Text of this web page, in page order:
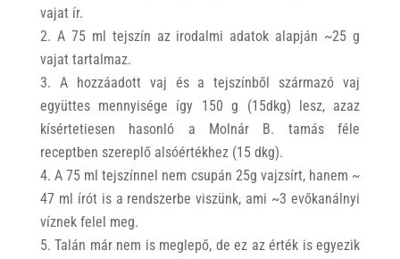
vajat ír.
A 75 ml tejszín az irodalmi adatok alapján ~25 g
vajat tartalmaz.
A hozzáadott vaj és a tejszínből származó vaj
együttes mennyisége így 150 g (15dkg) lesz, azaz
kísértetiesen hasonló a Molnár B. tamás féle
receptben szereplő alsóértékhez (15 dkg).
A 75 ml tejszínnel nem csupán 25g vajzsírt, hanem ~
47 ml írót is a rendszerbe viszünk, ami ~3 evőkanálnyi
víznek felel meg.
Talán már nem is meglepő, de ez az érték is egyezik